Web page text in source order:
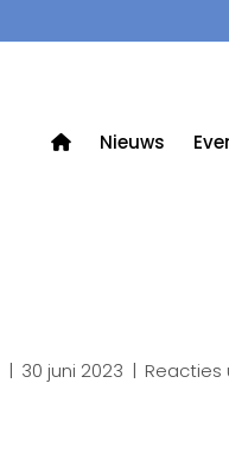
Nieuws
| 30 juni 2023 | Reacties